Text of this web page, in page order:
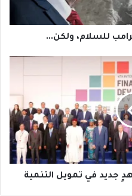
للسلام، ولكن...
جديد في تمويل التنمية